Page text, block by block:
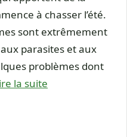
à chasser l’été.
sont extrêmement
parasites et aux
problèmes dont
la suite